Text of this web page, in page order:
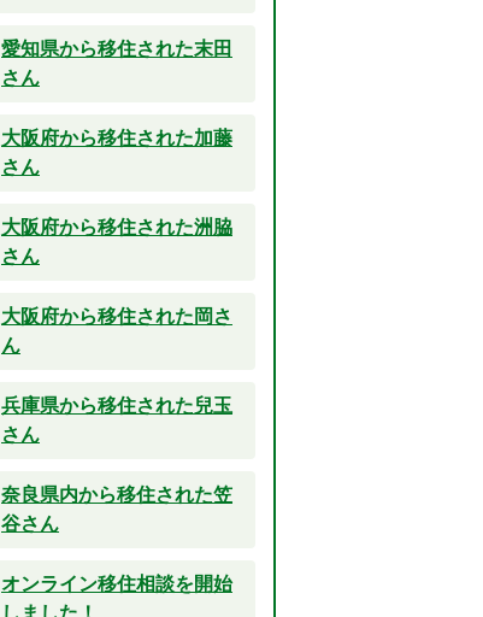
愛知県から移住された末田
さん
大阪府から移住された加藤
さん
大阪府から移住された洲脇
さん
大阪府から移住された岡さ
ん
兵庫県から移住された兒玉
さん
奈良県内から移住された笠
谷さん
オンライン移住相談を開始
しました！